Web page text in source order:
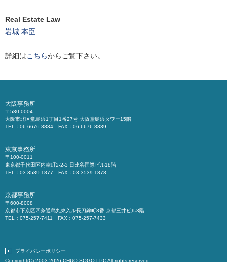
Real Estate Law
岩城 本臣
詳細はこちらからご覧下さい。
大阪事務所
〒530-0004
大阪市北区堂島浜1丁目1番27号 大阪堂島浜タワー15階
TEL：06-6676-8834 FAX：06-6676-8839
東京事務所
〒100-0011
東京都千代田区内幸町2-2-3 日比谷国際ビル18階
TEL：03-3539-1877 FAX：03-3539-1878
京都事務所
〒600-8008
京都市下京区四条通烏丸東入ル長刀鉾町8番 京都三井ビル3階
TEL：075-257-7411 FAX：075-257-7433
プライバシーポリシー
Copyright(C) 2003-2026 CHUO SOGO LPCAll rights reserved.